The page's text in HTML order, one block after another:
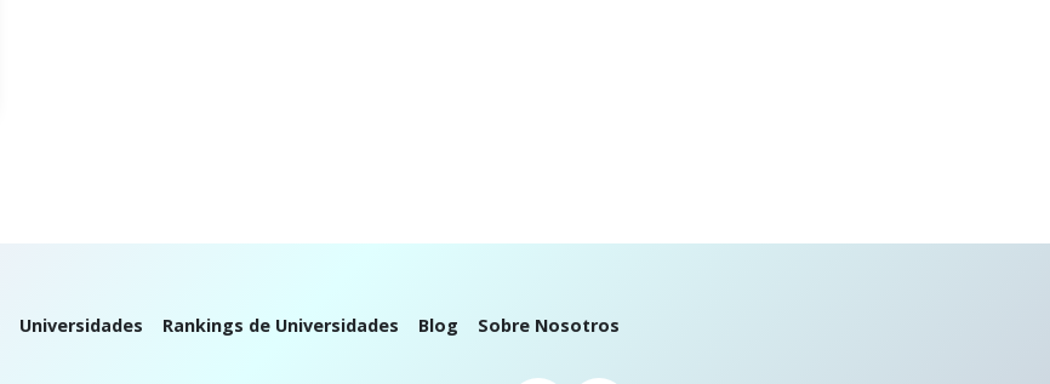
Universidades Rankings de Universidades Blog Sobre Nosotros